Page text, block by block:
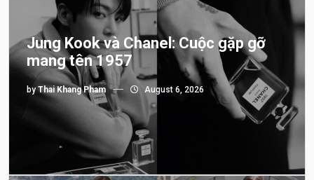
Jung Kook và Chanel: Cuộc gặp gỡ
mang tên 1957
byThai Khang Pham August 6, 2026